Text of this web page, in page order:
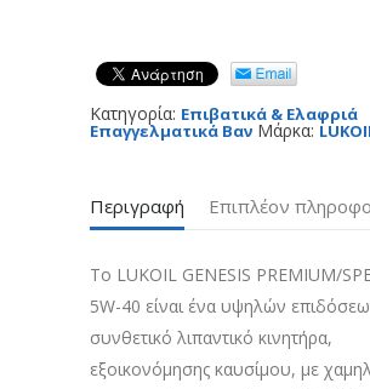
Κατηγορία: Επιβατικά & Ελαφριά
Επαγγελματικά Βαν Μάρκα:
Περιγραφή Επιπλέον
Το LUKOIL GENESIS PREMIUM/
5W-40 είναι ένα υψηλών
συνθετικό λιπαντικό κινητήρα,
εξοικονόμησης καυσίμου, με